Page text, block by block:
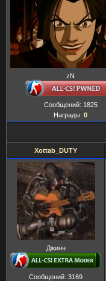
zN
Сообщений: 1825
Награды: 0
Xottab_DUTY
Джинн
Сообщений: 3169